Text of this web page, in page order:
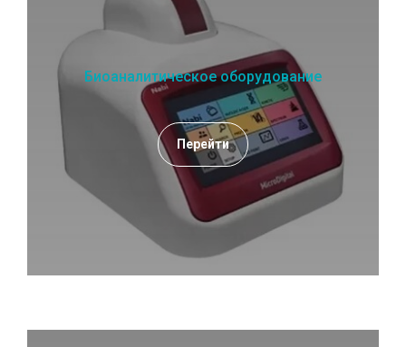
Биоаналитическое оборудование
Перейти